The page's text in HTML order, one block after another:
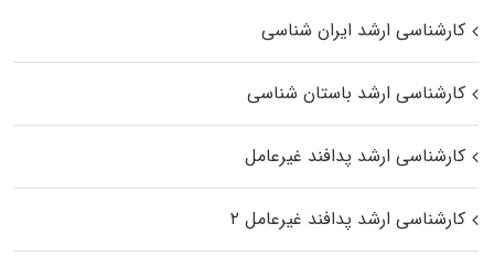
کارشناسی ارشد ایران شناسی
کارشناسی ارشد باستان شناسی
کارشناسی ارشد پدافند غیرعامل
کارشناسی ارشد پدافند غیرعامل ۲